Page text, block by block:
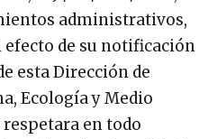
administrativos,
de su notificación
esta Dirección de
Ecología y Medio
en todo